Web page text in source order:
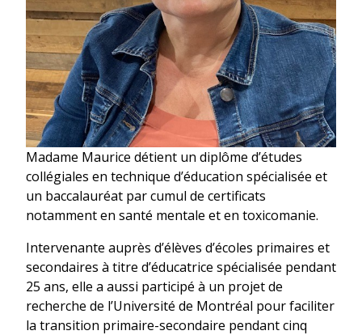
Madame Maurice détient un diplôme d’études
collégiales en technique d’éducation spécialisée et
un baccalauréat par cumul de certificats
notamment en santé mentale et en toxicomanie.
Intervenante auprès d’élèves d’écoles primaires et
secondaires à titre d’éducatrice spécialisée pendant
25 ans, elle a aussi participé à un projet de
recherche de l’Université de Montréal pour faciliter
la transition primaire-secondaire pendant cinq